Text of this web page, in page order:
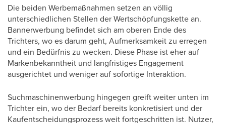
Die beiden Werbemaßnahmen setzen an völlig
unterschiedlichen Stellen der Wertschöpfungskette an.
Bannerwerbung befindet sich am oberen Ende des
Trichters, wo es darum geht, Aufmerksamkeit zu erregen
und ein Bedürfnis zu wecken. Diese Phase ist eher auf
Markenbekanntheit und langfristiges Engagement
ausgerichtet und weniger auf sofortige Interaktion.
Suchmaschinenwerbung hingegen greift weiter unten im
Trichter ein, wo der Bedarf bereits konkretisiert und der
Kaufentscheidungsprozess weit fortgeschritten ist. Nutzer,